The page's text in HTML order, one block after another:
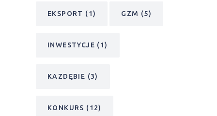
EKSPORT (1) GZM (5)
INWESTYCJE (1)
KAZDĘBIE (3)
KONKURS (12)